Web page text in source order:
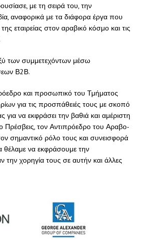
με τη σειρά του, την
αναφορικά με τα διάφορα έργα που
εταιρείας στον αραβικό κόσμο και τις
των συμμετεχόντων μέσω
Β2Β.
και προσωπικό του Τμήματος
για τις προσπάθειές τους με σκοπό
να εκφράσει την βαθιά και αμέριστη
τον Αντιπρόεδρο του Αραβο-
σημαντικό ρόλο τους και συνεισφορά
θέλαμε να εκφράσουμε την
χορηγία τους σε αυτήν και άλλες